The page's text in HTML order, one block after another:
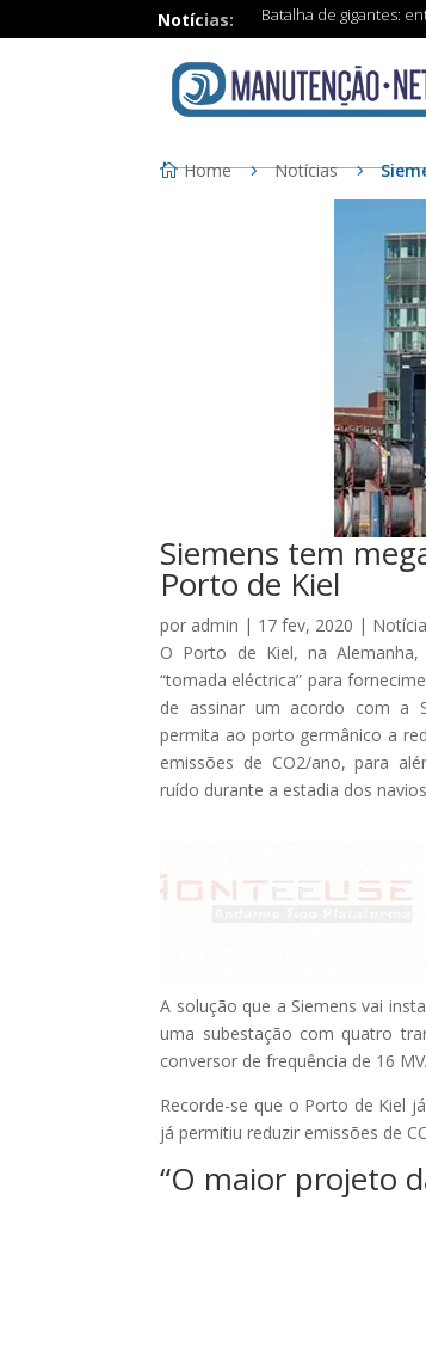
Notícias: Batalha de gigantes:
Home Notícias
Siemens tem
Porto de Kiel
por admin | 17 fev, 2020 |
O Porto de Kiel, na
“tomada eléctrica” para
de assinar um acordo com a
permita ao porto germânico a
emissões de CO2/ano, para
ruído durante a estadia dos
A solução que a Siemens vai
uma subestação com quatro
conversor de frequência de 16
Recorde-se que o Porto de Kiel
já permitiu reduzir emissões de
“O maior projeto